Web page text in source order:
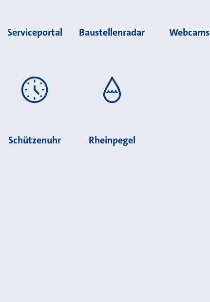
Serviceportal Baustellenradar Webcams
Schützenuhr Rheinpegel